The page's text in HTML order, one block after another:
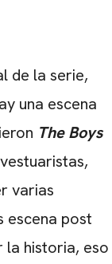
de la serie,
una escena
The Boys
varias
escena post
la historia, eso